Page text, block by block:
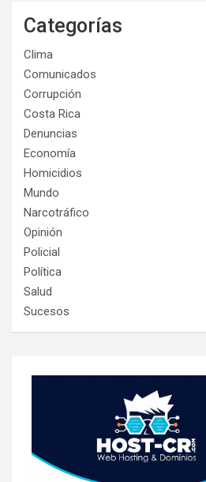
Categorías
Clima
Comunicados
Corrupción
Costa Rica
Denuncias
Economía
Homicidios
Mundo
Narcotráfico
Opinión
Policial
Política
Salud
Sucesos